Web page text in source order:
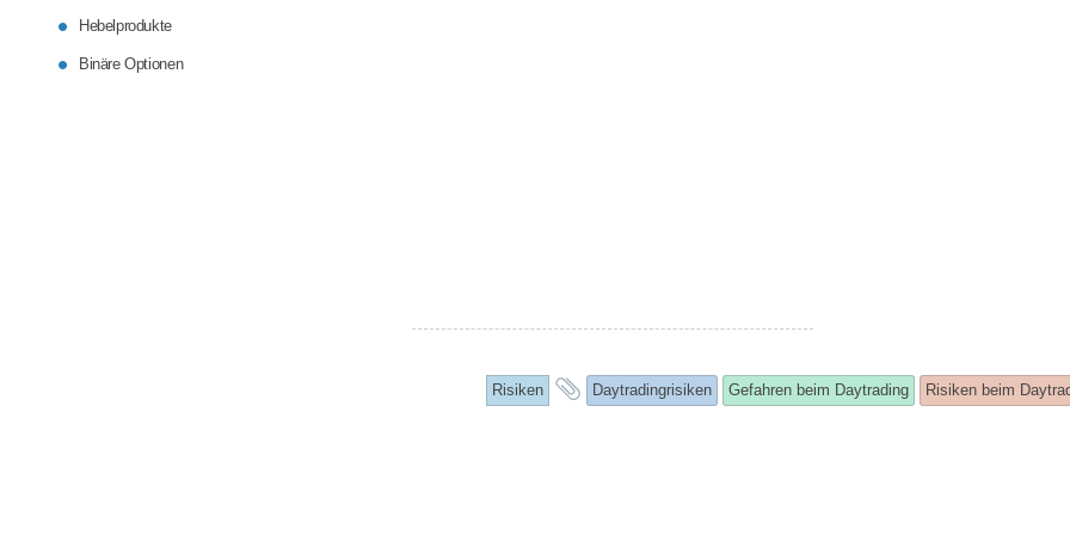
Risiken
and
Daytradingrisiken Gefahren beim Daytrading Risiken beim
Hebelprodukte
Binäre Optionen